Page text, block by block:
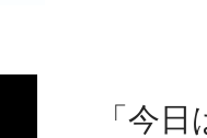
「今